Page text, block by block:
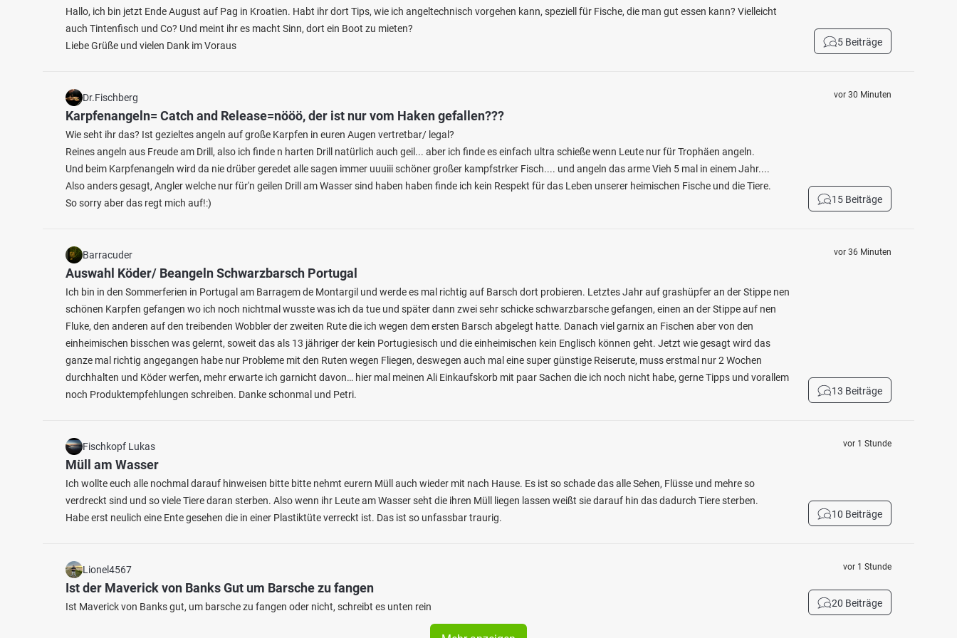
94 4.3
Rangsdorfer See
Fischarten: Brachse, Rotauge, Giebel, Hecht,
524 127 4.0
Mahlbusen (Schöpfwerk Genshagen)
Hallo, ich bin jetzt Ende August auf Pag in Kroatien. Habt ihr dort Tips, wie ich angeltechnisch vorgehen kann, speziell für Fische, die man gut essen kann? Vielleicht
auch Tintenfisch und Co? Und meint ihr es macht Sinn, dort ein Boot zu mieten?
Liebe Grüße und vielen Dank im Voraus
5 Beiträge
Dr.Fischberg
Karpfenangeln= Catch and Release=nööö, der ist nur vom Haken gefallen???
Wie seht ihr das? Ist gezieltes angeln auf große Karpfen in euren Augen vertretbar/ legal?
Reines angeln aus Freude am Drill, also ich finde n harten Drill natürlich auch geil... aber ich finde es einfach ultra schieße wenn Leute nur für Trophäen angeln.
Und beim Karpfenangeln wird da nie drüber geredet alle sagen immer uuuiii schöner großer kampfstrker Fisch.... und angeln das arme Vieh 5 mal in einem Jahr....
Also anders gesagt, Angler welche nur für'n geilen Drill am Wasser sind haben haben finde ich kein Respekt für das Leben unserer heimischen Fische und die Tiere.
So sorry aber das regt mich auf!:)
vor 30 Minuten
15 Beiträge
Barracuder
Auswahl Köder/ Beangeln Schwarzbarsch Portugal
Ich bin in den Sommerferien in Portugal am Barragem de Montargil und werde es mal richtig auf Barsch dort probieren. Letztes Jahr auf grashüpfer an der Stippe nen
schönen Karpfen gefangen wo ich noch nichtmal wusste was ich da tue und später dann zwei sehr schicke schwarzbarsche gefangen, einen an der Stippe auf nen
Fluke, den anderen auf den treibenden Wobbler der zweiten Rute die ich wegen dem ersten Barsch abgelegt hatte. Danach viel garnix an Fischen aber von den
einheimischen bisschen was gelernt, soweit das als 13 jähriger der kein Portugiesisch und die einheimischen kein Englisch können geht. Jetzt wie gesagt wird das
ganze mal richtig angegangen habe nur Probleme mit den Ruten wegen Fliegen, deswegen auch mal eine super günstige Reiserute, muss erstmal nur 2 Wochen
durchhalten und Köder werfen, mehr erwarte ich garnicht davon… hier mal meinen Ali Einkaufskorb mit paar Sachen die ich noch nicht habe, gerne Tipps und vorallem
noch Produktempfehlungen schreiben. Danke schonmal und Petri.
vor 36 Minuten
13 Beiträge
Fischkopf Lukas
Müll am Wasser
Ich wollte euch alle nochmal darauf hinweisen bitte bitte nehmt eurern Müll auch wieder mit nach Hause. Es ist so schade das alle Sehen, Flüsse und mehre so
verdreckt sind und so viele Tiere daran sterben. Also wenn ihr Leute am Wasser seht die ihren Müll liegen lassen weißt sie darauf hin das dadurch Tiere sterben.
Habe erst neulich eine Ente gesehen die in einer Plastiktüte verreckt ist. Das ist so unfassbar traurig.
vor 1 Stunde
10 Beiträge
Lionel4567
Ist der Maverick von Banks Gut um Barsche zu fangen
Ist Maverick von Banks gut, um barsche zu fangen oder nicht, schreibt es unten rein
vor 1 Stunde
20 Beiträge